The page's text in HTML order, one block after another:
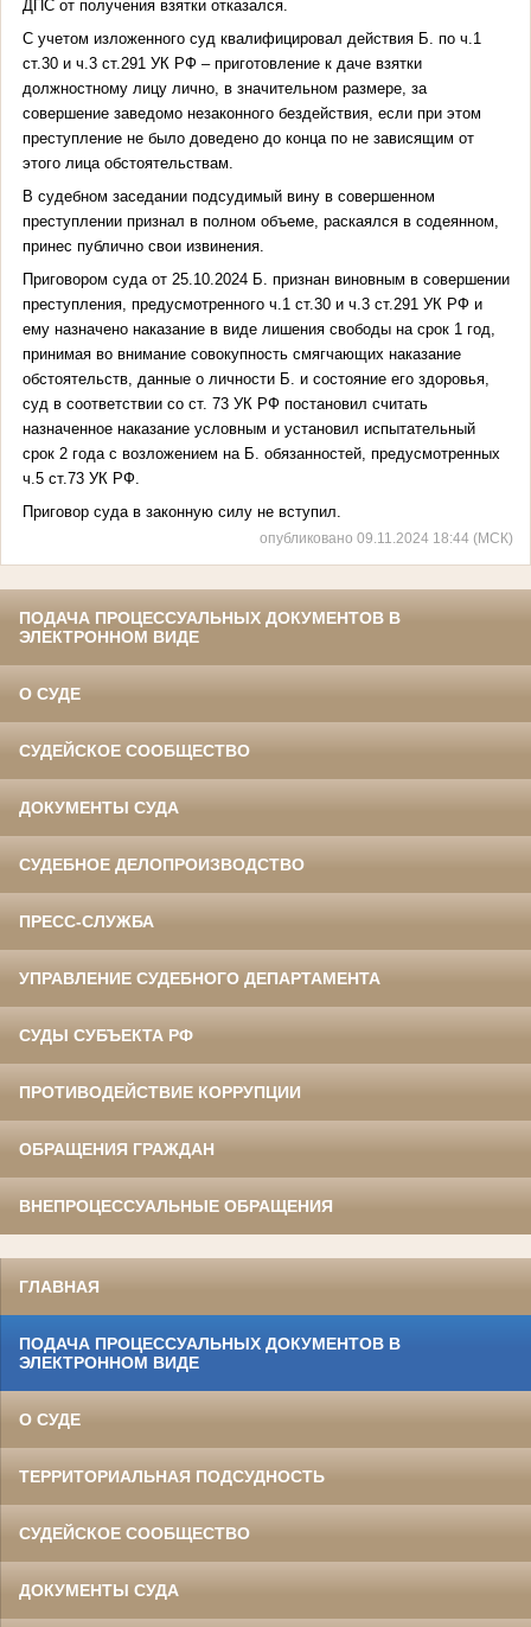
ДПС от получения взятки отказался.
С учетом изложенного суд квалифицировал действия Б. по ч.1
ст.30 и ч.3 ст.291 УК РФ – приготовление к даче взятки
должностному лицу лично, в значительном размере, за
совершение заведомо незаконного бездействия, если при этом
преступление не было доведено до конца по не зависящим от
этого лица обстоятельствам.
В судебном заседании подсудимый вину в совершенном
преступлении признал в полном объеме, раскаялся в содеянном,
принес публично свои извинения.
Приговором суда от 25.10.2024 Б. признан виновным в совершении
преступления, предусмотренного ч.1 ст.30 и ч.3 ст.291 УК РФ и
ему назначено наказание в виде лишения свободы на срок 1 год,
принимая во внимание совокупность смягчающих наказание
обстоятельств, данные о личности Б. и состояние его здоровья,
суд в соответствии со ст. 73 УК РФ постановил считать
назначенное наказание условным и установил испытательный
срок 2 года с возложением на Б. обязанностей, предусмотренных
ч.5 ст.73 УК РФ.
Приговор суда в законную силу не вступил.
опубликовано 09.11.2024 18:44 (МСК)
ПОДАЧА ПРОЦЕССУАЛЬНЫХ ДОКУМЕНТОВ В
ЭЛЕКТРОННОМ ВИДЕ
О СУДЕ
СУДЕЙСКОЕ СООБЩЕСТВО
ДОКУМЕНТЫ СУДА
СУДЕБНОЕ ДЕЛОПРОИЗВОДСТВО
ПРЕСС-СЛУЖБА
УПРАВЛЕНИЕ СУДЕБНОГО ДЕПАРТАМЕНТА
СУДЫ СУБЪЕКТА РФ
ПРОТИВОДЕЙСТВИЕ КОРРУПЦИИ
ОБРАЩЕНИЯ ГРАЖДАН
ВНЕПРОЦЕССУАЛЬНЫЕ ОБРАЩЕНИЯ
ГЛАВНАЯ
ПОДАЧА ПРОЦЕССУАЛЬНЫХ ДОКУМЕНТОВ В
ЭЛЕКТРОННОМ ВИДЕ
О СУДЕ
ТЕРРИТОРИАЛЬНАЯ ПОДСУДНОСТЬ
СУДЕЙСКОЕ СООБЩЕСТВО
ДОКУМЕНТЫ СУДА